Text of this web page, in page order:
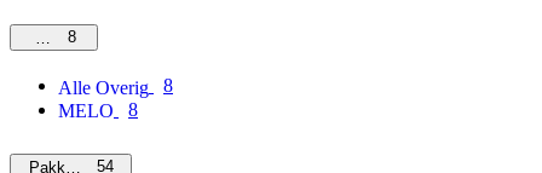
Overig
8
Alle Overig
8
MELO
8
Pakketten54